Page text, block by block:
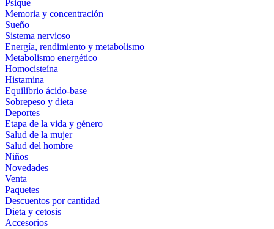
Psique
Memoria y concentración
Sueño
Sistema nervioso
Energía, rendimiento y metabolismo
Metabolismo energético
Homocisteína
Histamina
Equilibrio ácido-base
Sobrepeso y dieta
Deportes
Etapa de la vida y género
Salud de la mujer
Salud del hombre
Niños
Novedades
Venta
Paquetes
Descuentos por cantidad
Dieta y cetosis
Accesorios